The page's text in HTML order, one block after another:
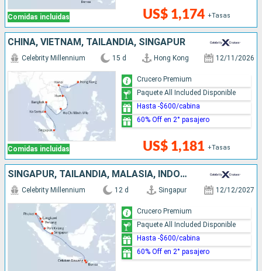
Comidas incluidas US$ 1,174 +Tasas
CHINA, VIETNAM, TAILANDIA, SINGAPUR
Comidas incluidas
Celebrity Millennium 15 d Hong Kong 12/11/2026
US$ 1,181 +Tasas
Crucero Premium
Paquete All Included Disponible
Hasta -$600/cabina
60% Off en 2° pasajero
SINGAPUR, TAILANDIA, MALASIA, INDONESIA
Celebrity Millennium 12 d Singapur 12/12/2027
Crucero Premium
Paquete All Included Disponible
Hasta -$600/cabina
60% Off en 2° pasajero